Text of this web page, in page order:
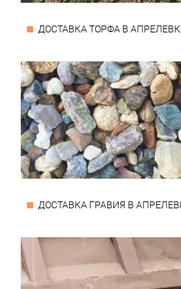
ДОСТАВКА ТОРФА В
ДОСТАВКА ГРАВИЯ В